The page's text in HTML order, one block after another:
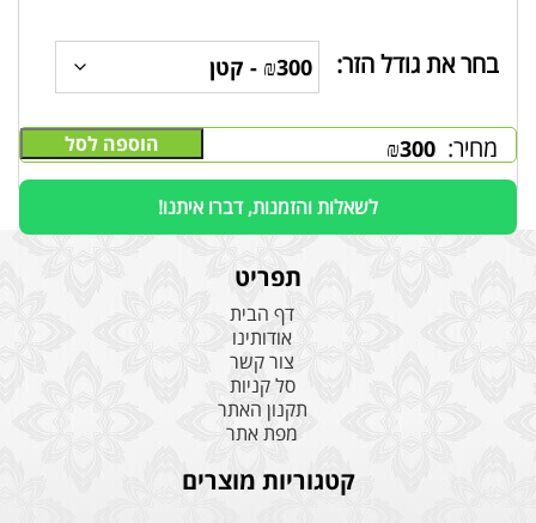
בחר את גודל הזר:
מחיר: ₪300 הוספה לסל
לשאלות והזמנות, דברו איתנו!
תפריט
דף הבית
אודותינו
צור קשר
סל קניות
תקנון האתר
מפת אתר
קטגוריות מוצרים